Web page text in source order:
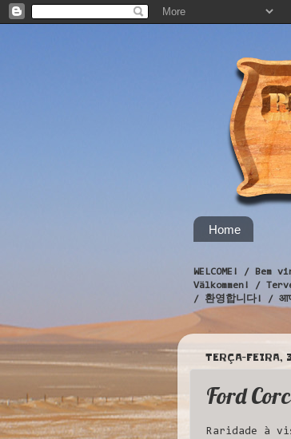
Home
WELCOME! /
Välkommen! /
/ 환영합니다! /
TERÇA-FEIRA,
Ford
Raridade à